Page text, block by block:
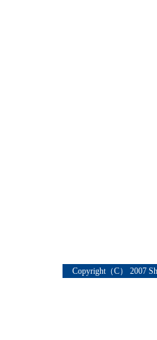
Copyright（C） 2007